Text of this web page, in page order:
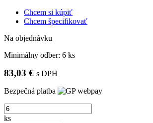
Chcem si kúpiť
Chcem špecifikovať
Na objednávku
Minimálny odber: 6 ks
83,03 € s DPH
Bezpečná platba
ks